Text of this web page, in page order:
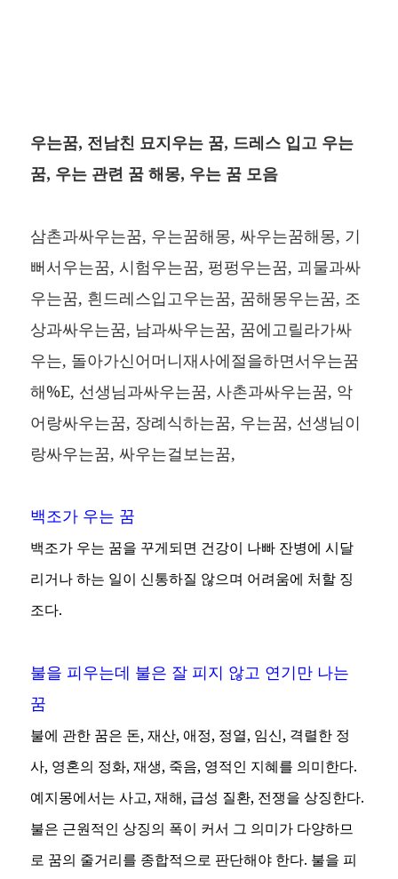
우는꿈, 전남친 묘지우는 꿈, 드레스 입고 우는
꿈, 우는 관련 꿈 해몽, 우는 꿈 모음
삼촌과싸우는꿈, 우는꿈해몽, 싸우는꿈해몽, 기
뻐서우는꿈, 시험우는꿈, 펑펑우는꿈, 괴물과싸
우는꿈, 흰드레스입고우는꿈, 꿈해몽우는꿈, 조
상과싸우는꿈, 남과싸우는꿈, 꿈에고릴라가싸
우는, 돌아가신어머니재사에절을하면서우는꿈
해%E, 선생님과싸우는꿈, 사촌과싸우는꿈, 악
어랑싸우는꿈, 장례식하는꿈, 우는꿈, 선생님이
랑싸우는꿈, 싸우는걸보는꿈,
백조가 우는 꿈
백조가 우는 꿈을 꾸게되면 건강이 나빠 잔병에 시달
리거나 하는 일이 신통하질 않으며 어려움에 처할 징
조다.
불을 피우는데 불은 잘 피지 않고 연기만 나는
꿈
불에 관한 꿈은 돈, 재산, 애정, 정열, 임신, 격렬한 정
사, 영혼의 정화, 재생, 죽음, 영적인 지혜를 의미한다.
예지몽에서는 사고, 재해, 급성 질환, 전쟁을 상징한다.
불은 근원적인 상징의 폭이 커서 그 의미가 다양하므
로 꿈의 줄거리를 종합적으로 판단해야 한다. 불을 피